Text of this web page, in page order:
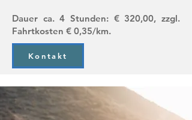
Dauer ca. 4 Stunden: € 320,00, zzgl.
Fahrtkosten € 0,35/km.
Kontakt